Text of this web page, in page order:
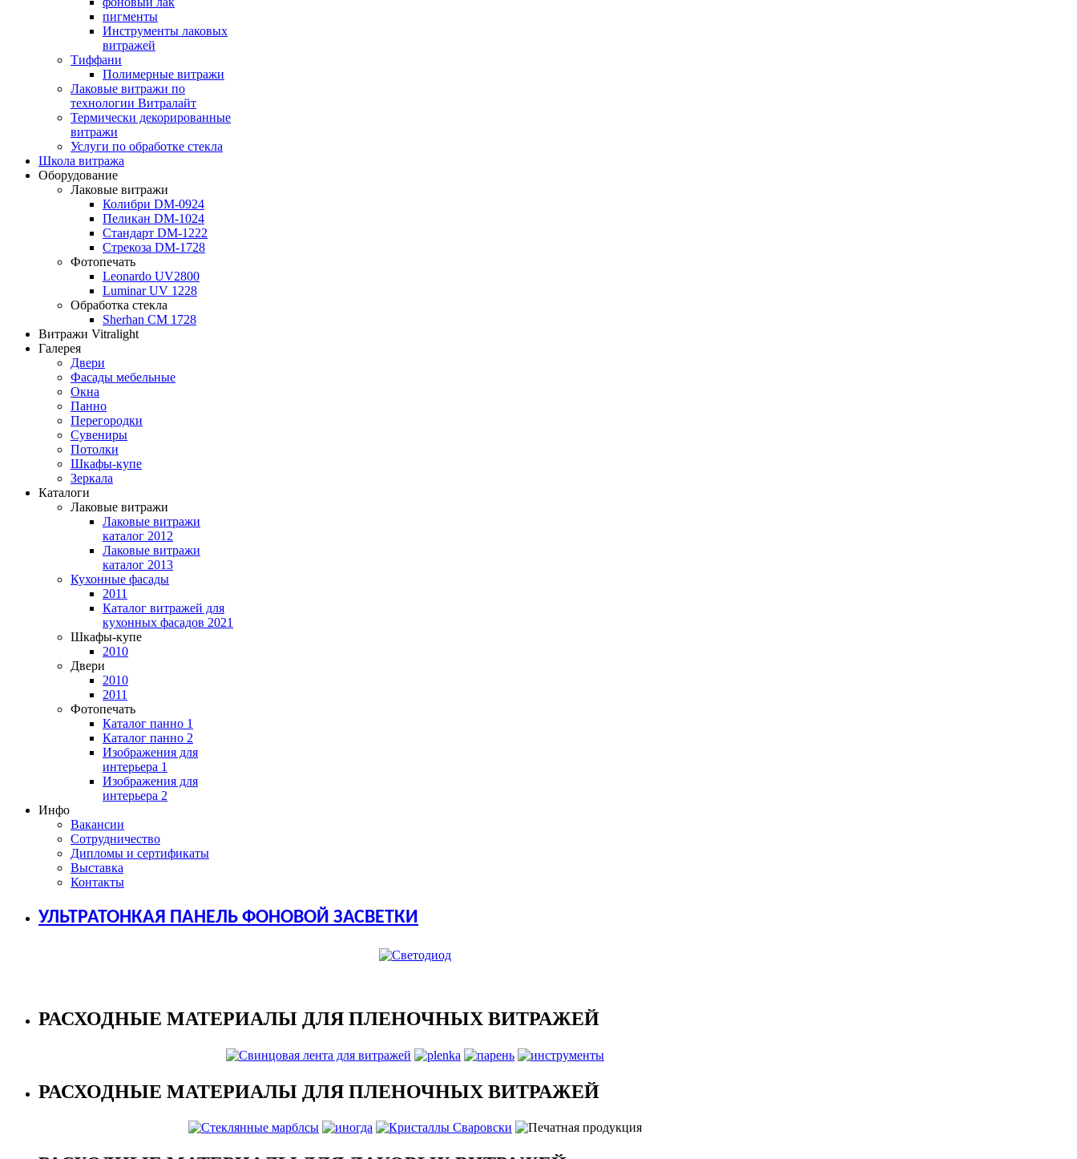
пигменты
Инструменты лаковых
витражей
Тиффани
Полимерные витражи
Лаковые витражи по
технологии Витралайт
Термически декорированные
витражи
Услуги по обработке стекла
Школа витража
Оборудование
Лаковые витражи
Колибри DM-0924
Пеликан DM-1024
Стандарт DM-1222
Стрекоза DM-1728
Фотопечать
Leonardo UV2800
Luminar UV 1228
Обработка стекла
Sherhan CM 1728
Витражи Vitralight
Галерея
Двери
Фасады мебельные
Окна
Панно
Перегородки
Сувениры
Потолки
Шкафы-купе
Зеркала
Каталоги
Лаковые витражи
Лаковые витражи
каталог 2012
Лаковые витражи
каталог 2013
Кухонные фасады
2011
Каталог витражей для
кухонных фасадов 2021
Шкафы-купе
2010
Двери
2010
2011
Фотопечать
Каталог панно 1
Каталог панно 2
Изображения для
интерьера 1
Изображения для
интерьера 2
Инфо
Вакансии
Сотрудничество
Дипломы и сертификаты
Выставка
Контакты
УЛЬТРАТОНКАЯ ПАНЕЛЬ ФОНОВОЙ ЗАСВЕТКИ
РАСХОДНЫЕ МАТЕРИАЛЫ ДЛЯ ПЛЕНОЧНЫХ ВИТРАЖЕЙ
РАСХОДНЫЕ МАТЕРИАЛЫ ДЛЯ ПЛЕНОЧНЫХ ВИТРАЖЕЙ